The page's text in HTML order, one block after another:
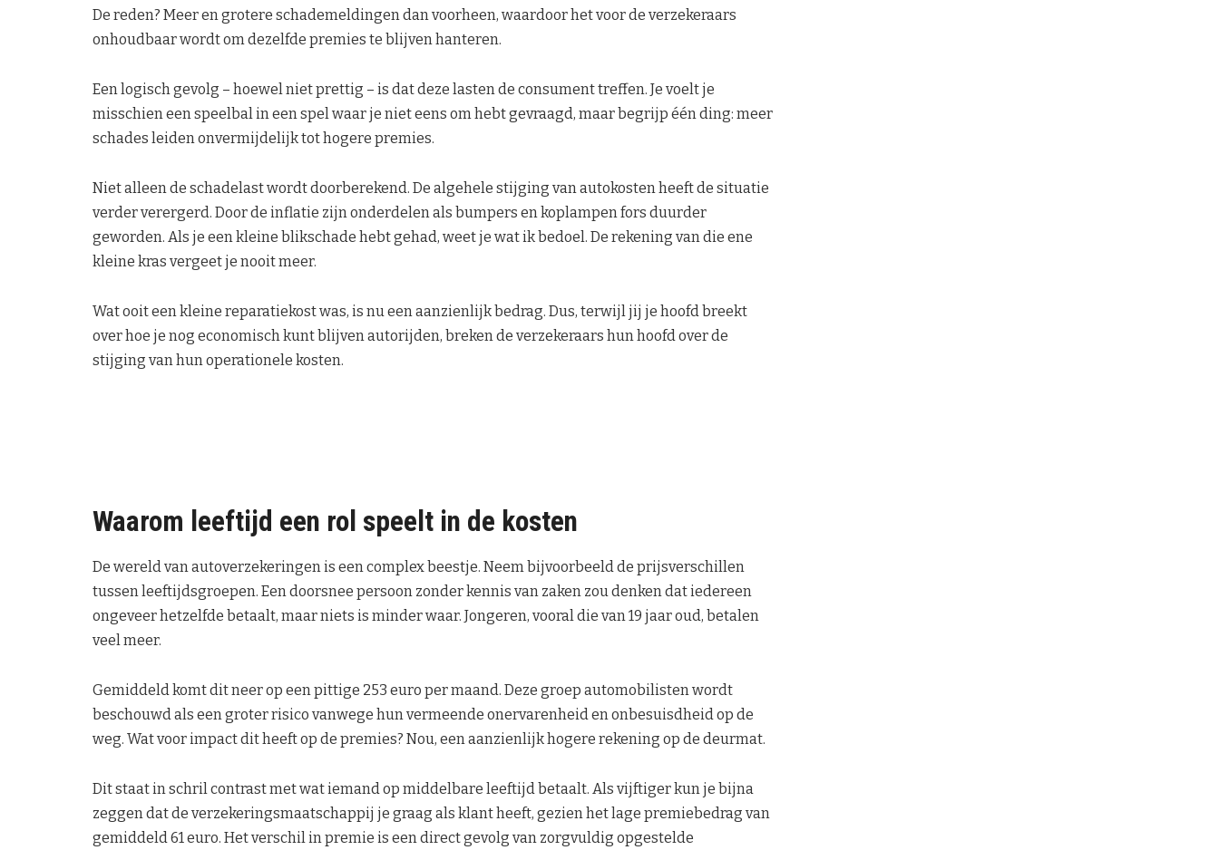
De reden? Meer en grotere schademeldingen dan voorheen, waardoor het voor de verzekeraars
onhoudbaar wordt om dezelfde premies te blijven hanteren.
Een logisch gevolg – hoewel niet prettig – is dat deze lasten de consument treffen. Je voelt je
misschien een speelbal in een spel waar je niet eens om hebt gevraagd, maar begrijp één ding: meer
schades leiden onvermijdelijk tot hogere premies.
Niet alleen de schadelast wordt doorberekend. De algehele stijging van autokosten heeft de situatie
verder verergerd. Door de inflatie zijn onderdelen als bumpers en koplampen fors duurder
geworden. Als je een kleine blikschade hebt gehad, weet je wat ik bedoel. De rekening van die ene
kleine kras vergeet je nooit meer.
Wat ooit een kleine reparatiekost was, is nu een aanzienlijk bedrag. Dus, terwijl jij je hoofd breekt
over hoe je nog economisch kunt blijven autorijden, breken de verzekeraars hun hoofd over de
stijging van hun operationele kosten.
Waarom leeftijd een rol speelt in de kosten
De wereld van autoverzekeringen is een complex beestje. Neem bijvoorbeeld de prijsverschillen
tussen leeftijdsgroepen. Een doorsnee persoon zonder kennis van zaken zou denken dat iedereen
ongeveer hetzelfde betaalt, maar niets is minder waar. Jongeren, vooral die van 19 jaar oud, betalen
veel meer.
Gemiddeld komt dit neer op een pittige 253 euro per maand. Deze groep automobilisten wordt
beschouwd als een groter risico vanwege hun vermeende onervarenheid en onbesuisdheid op de
weg. Wat voor impact dit heeft op de premies? Nou, een aanzienlijk hogere rekening op de deurmat.
Dit staat in schril contrast met wat iemand op middelbare leeftijd betaalt. Als vijftiger kun je bijna
zeggen dat de verzekeringsmaatschappij je graag als klant heeft, gezien het lage premiebedrag van
gemiddeld 61 euro. Het verschil in premie is een direct gevolg van zorgvuldig opgestelde